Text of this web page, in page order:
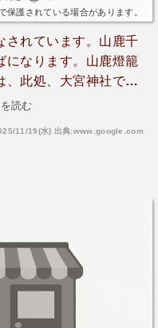
無料駐車場は、神社
拝が終わり、駐車場に
をしっかりと巡るた
ました。そして、当日
くにマップを見ていた
ふらりと立ち寄った
彦さん（猿田彦大神の
保護されている場合があります。
されています。山鹿千
になります。山鹿燈籠
、此処、大宮神社で八
燈籠の起源は、第十二
読む
11/19(水) 出典:www.google.com